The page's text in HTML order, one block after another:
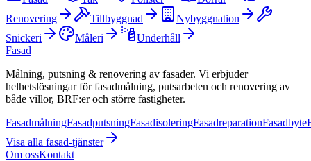
Renovering
Tillbyggnad
Nybyggnation
Snickeri
Måleri
Underhåll
Fasad
Målning, putsning & renovering av fasader. Vi erbjuder
helhetslösningar för fasadmålning, putsarbeten och renovering av
både villor, BRF:er och större fastigheter.
FasadmålningFasadputsningFasadisoleringFasadreparationFasadbyte
Visa alla fasad-tjänster
Om ossKontakt